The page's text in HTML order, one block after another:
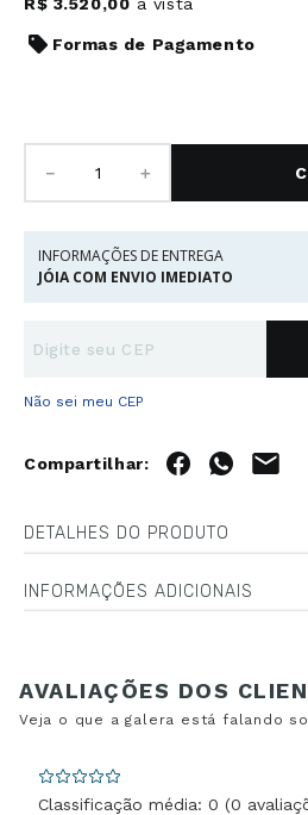
Formas de Pagamento
＋
－
INFORMAÇÕES DE ENTREGA
JÓIA COM ENVIO IMEDIATO
Não sei meu CEP
DETALHES DO PRODUTO
INFORMAÇÕES ADICIONAIS
Classificação média: 0 (0